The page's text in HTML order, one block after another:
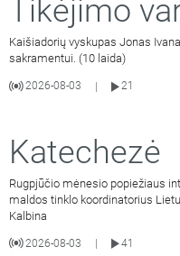
Tikėjimo
Kaišiadorių vyskupas Jonas
sakramentui. (10 laida)
2026-08-03
21
Katechezė
Rugpjūčio mėnesio popiežiaus
maldos tinklo koordinatorius
Kalbina
2026-08-03
41